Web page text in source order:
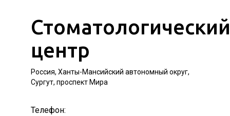
Стоматологический
центр
Россия, Ханты-Мансийский автономный округ,
Сургут, проспект Мира
Телефон: